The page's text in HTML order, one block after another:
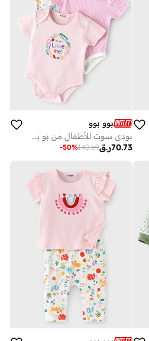
بوو بوو
بودي سوت للأطفال من بو بو - مجموعة الحديقة - قطع
ر.ق70.73
140.69
-50%